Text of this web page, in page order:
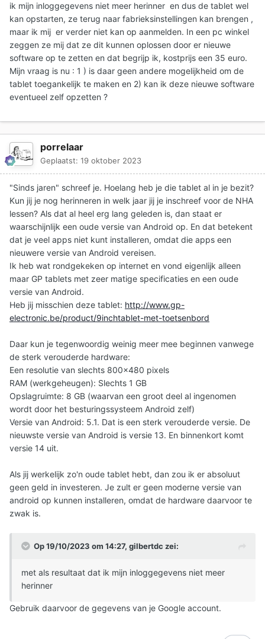
ik mijn inloggegevens niet meer herinner en dus de tablet wel
kan opstarten, ze terug naar fabrieksinstellingen kan brengen ,
maar ik mij er verder niet kan op aanmelden. In een pc winkel
zeggen ze mij dat ze dit kunnen oplossen door er nieuwe
software op te zetten en dat begrijp ik, kostprijs een 35 euro.
Mijn vraag is nu : 1 ) is daar geen andere mogelijkheid om de
tablet toegankelijk te maken en 2) kan ik deze nieuwe software
eventueel zelf opzetten ?
porrelaar
Geplaatst: 19 oktober 2023
"Sinds jaren" schreef je. Hoelang heb je die tablet al in je bezit?
Kun jij je nog herinneren in welk jaar jij je inschreef voor de NHA
lessen? Als dat al heel erg lang geleden is, dan staat er
waarschijnlijk een oude versie van Android op. En dat betekent
dat je veel apps niet kunt installeren, omdat die apps een
nieuwere versie van Android vereisen.
Ik heb wat rondgekeken op internet en vond eigenlijk alleen
maar GP tablets met zeer matige specificaties en een oude
versie van Android.
Heb jij misschien deze tablet: http://www.gp-
electronic.be/product/9inchtablet-met-toetsenbord
Daar kun je tegenwoordig weinig meer mee beginnen vanwege
de sterk verouderde hardware:
Een resolutie van slechts 800x480 pixels
RAM (werkgeheugen): Slechts 1 GB
Opslagruimte: 8 GB (waarvan een groot deel al ingenomen
wordt door het besturingssysteem Android zelf)
Versie van Android: 5.1. Dat is een sterk verouderde versie. De
nieuwste versie van Android is versie 13. En binnenkort komt
versie 14 uit.
Als jij werkelijk zo'n oude tablet hebt, dan zou ik er absoluut
geen geld in investeren. Je zult er geen moderne versie van
android op kunnen installeren, omdat de hardware daarvoor te
zwak is.
Op 19/10/2023 om 14:27, gilbertdc zei:
met als resultaat dat ik mijn inloggegevens niet meer
herinner
Gebruik daarvoor de gegevens van je Google account.